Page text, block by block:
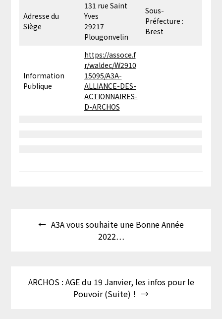
Adresse du
Siège
131 rue Saint
Yves
29217
Plougonvelin
Sous-
Préfecture :
Brest
Information
Publique
https://assoce.f
r/waldec/W2910
15095/A3A-
ALLIANCE-DES-
ACTIONNAIRES-
D-ARCHOS
A3A vous souhaite une Bonne Année
2022…
ARCHOS : AGE du 19 Janvier, les infos pour le
Pouvoir (Suite) !